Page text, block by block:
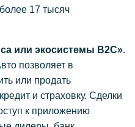
17 тысяч
или экосистемы B2C».
позволяет в
или продать
и страховку. Сделки
к приложению